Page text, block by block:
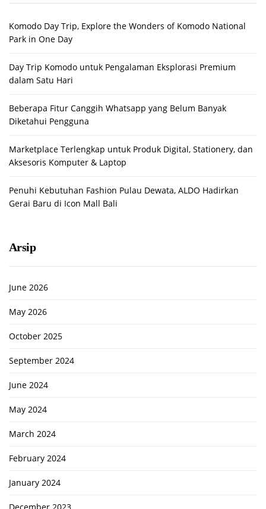
Komodo Day Trip, Explore the Wonders of Komodo National
Park in One Day
Day Trip Komodo untuk Pengalaman Eksplorasi Premium
dalam Satu Hari
Beberapa Fitur Canggih Whatsapp yang Belum Banyak
Diketahui Pengguna
Marketplace Terlengkap untuk Produk Digital, Stationery, dan
Aksesoris Komputer & Laptop
Penuhi Kebutuhan Fashion Pulau Dewata, ALDO Hadirkan
Gerai Baru di Icon Mall Bali
Arsip
June 2026
May 2026
October 2025
September 2024
June 2024
May 2024
March 2024
February 2024
January 2024